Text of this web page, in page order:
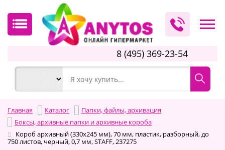
8 (495) 369-23-54
Главная Каталог
Папки, файлы, архивация
Боксы, архивные папки и архивные короба
Короб архивный (330х245 мм), 70 мм, пластик, разборный, до
750 листов, черный, 0,7 мм, STAFF, 237275